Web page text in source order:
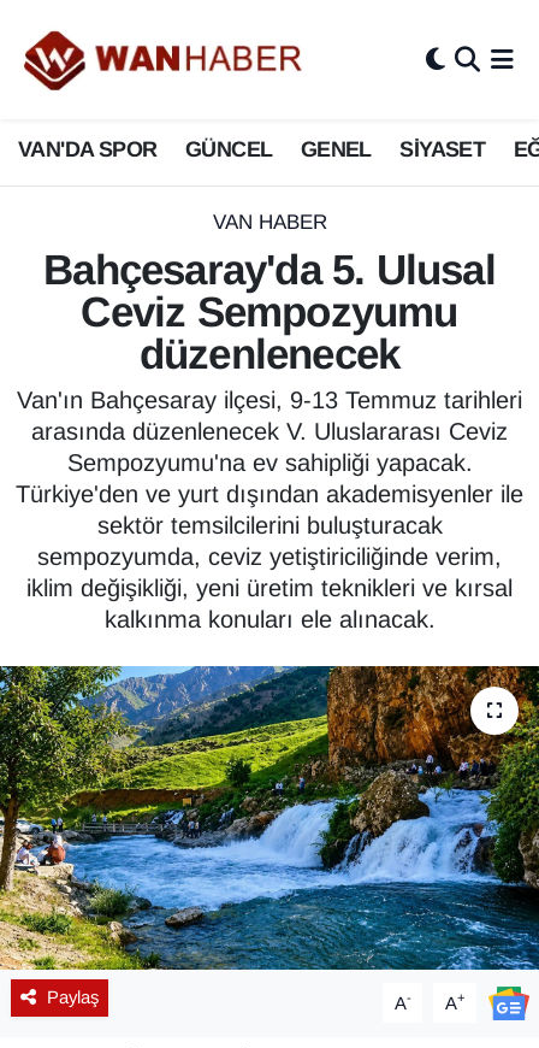
VAN'DA SPOR GÜNCEL GENEL SİYASET
VAN HABER
Bahçesaray'da 5. Ulusal
Ceviz Sempozyumu
düzenlenecek
Van'ın Bahçesaray ilçesi, 9-13 Temmuz tarihleri
arasında düzenlenecek V. Uluslararası Ceviz
Sempozyumu'na ev sahipliği yapacak.
Türkiye'den ve yurt dışından akademisyenler ile
sektör temsilcilerini buluşturacak
sempozyumda, ceviz yetiştiriciliğinde verim,
iklim değişikliği, yeni üretim teknikleri ve kırsal
kalkınma konuları ele alınacak.
Paylaş A- A+
3.SAYFA
ASAYİŞ
BİLİM VE TEKNOLOJİ
Biyografi
Bölge Haberleri
ÇEVRE
Deprem
Dernekler, Odalar
Diğer
EĞİTİM
EKONOMİ
Eleman
Emlak
En çok konuşulanlar
GENEL
Van Nöbetçi Eczaneler
Van Hava Durumu
Van Namaz Vakitleri
Van Trafik Yoğunluk Haritası
Süper Lig Puan Durumu ve Fikstür
Tüm Manşetler
Son Dakika Haberleri
Haber Arşivi